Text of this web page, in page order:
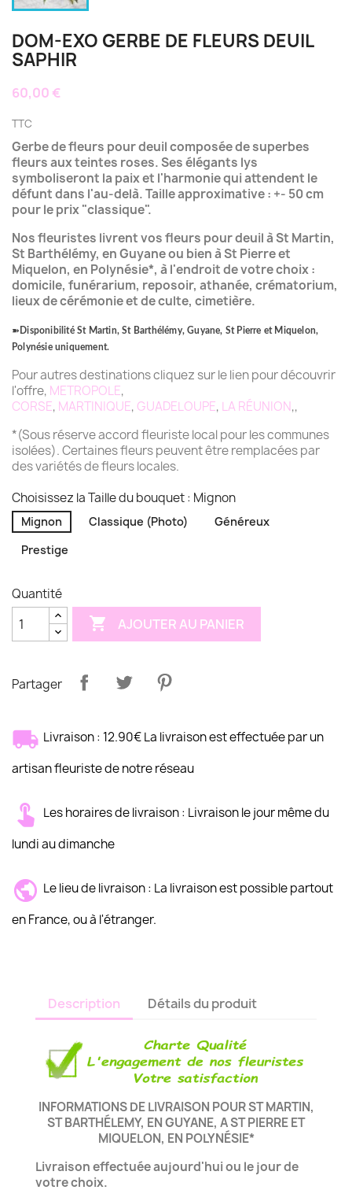
DOM-EXO GERBE DE FLEURS DEUIL
SAPHIR
60,00 €
TTC
Gerbe de fleurs pour deuil composée de superbes
fleurs aux teintes roses. Ses élégants lys
symboliseront la paix et l'harmonie qui attendent le
défunt dans l'au-delà. Taille approximative : +- 50cm
pour le prix "classique".
Nos fleuristes livrent vos fleurs pour deuil à St Martin,
St Barthélémy, en Guyane ou bien à St Pierre et
Miquelon, en Polynésie*, à l'endroit de votre choix :
domicile, funérarium, reposoir, athanée, crématorium,
lieux de cérémonie et de culte, cimetière.
➽ Disponibilité St Martin, St Barthélémy, Guyane, St Pierre et Miquelon,
Polynésie uniquement.
Pour autres destinations cliquez sur le lien pour découvrir
l'offre, METROPOLE,
CORSE, MARTINIQUE, GUADELOUPE, LA RÉUNION,,
*(Sous réserve accord fleuriste local pour les communes
isolées). Certaines fleurs peuvent être remplacées par
des variétés de fleurs locales.
Choisissez la Taille du bouquet : Mignon
Mignon Classique (Photo)
Généreux
Prestige
Quantité
 AJOUTER AU PANIER
Partager
Livraison : 12.90€ La livraison est effectuée par un
artisan fleuriste de notre réseau
Les horaires de livraison : Livraison le jour même du
lundi au dimanche
Le lieu de livraison : La livraison est possible partout
en France, ou à l'étranger.
Description Détails du produit
INFORMATIONS DE LIVRAISON POUR ST MARTIN,
ST BARTHÉLEMY, EN GUYANE, A ST PIERRE ET
MIQUELON, EN POLYNÉSIE*
Livraison effectuée aujourd'hui ou le jour de
votre choix.